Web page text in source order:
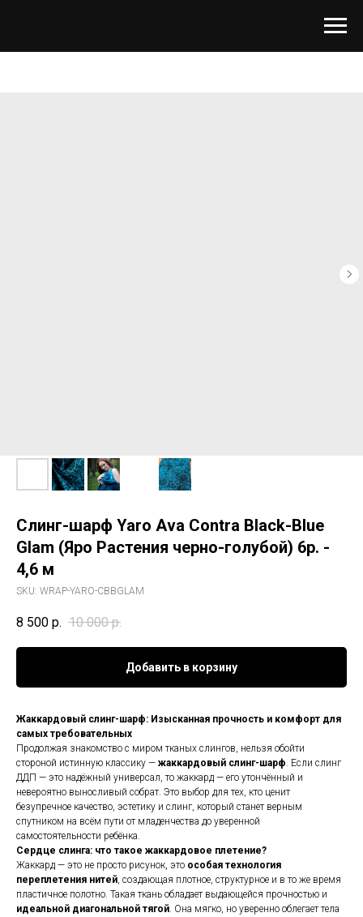
Слинг-шарф Yaro Ava Contra Black-Blue
Glam (Яро Растения черно-голубой) 6р. -
4,6 м
SKU: WRAP-YARO-CBBGLAM
8 500 р. 10 000 р.
Добавить в корзину
Жаккардовый слинг-шарф: Изысканная прочность и комфорт для
самых требовательных
Продолжая знакомство с миром тканых слингов, нельзя обойти
стороной истинную классику — жаккардовый слинг-шарф. Если слинг
ДДП — это надёжный универсал, то жаккард — его утончённый и
невероятно выносливый собрат. Это выбор для тех, кто ценит
безупречное качество, эстетику и слинг, который станет верным
спутником на всём пути от младенчества до уверенной
самостоятельности ребёнка.
Сердце слинга: что такое жаккардовое плетение?
Жаккард — это не просто рисунок, это особая технология
переплетения нитей, создающая плотное, структурное и в то же время
пластичное полотно. Такая ткань обладает выдающейся прочностью и
идеальной диагональной тягой. Она мягко, но уверенно облегает тела